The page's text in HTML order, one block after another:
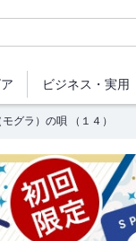
ビジネス ・実用
グラ）の唄 （１４）